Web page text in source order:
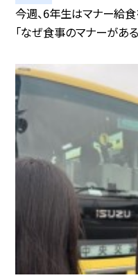
今週、6年生はマナー給
「なぜ食事のマナーがあ